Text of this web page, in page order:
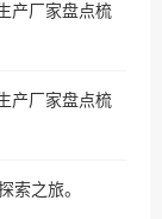
产厂家盘点梳
产厂家盘点梳
索之旅。